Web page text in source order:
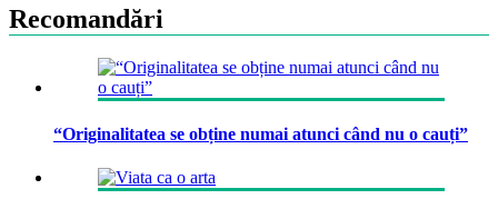
Recomandări
“Originalitatea se obține numai atunci când nu o cauți”